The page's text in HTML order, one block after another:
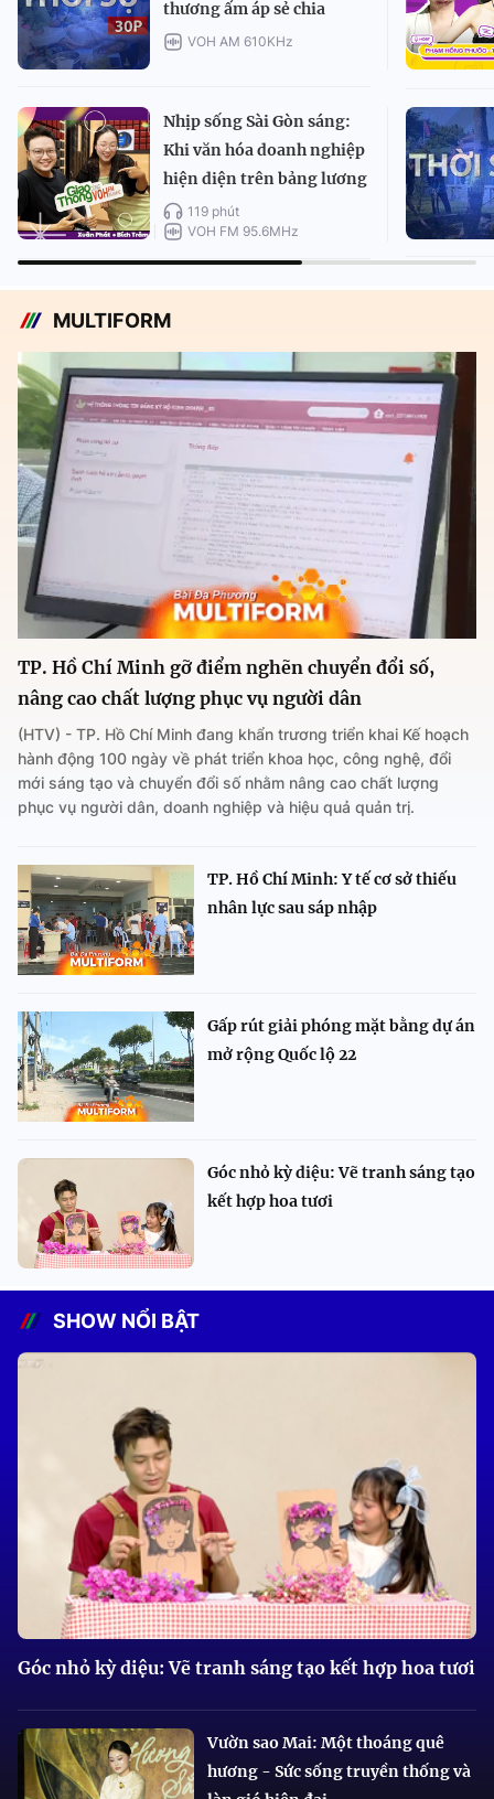
thương ấm áp sẻ chia
VOH AM 610KHz
Nhịp sống Sài Gòn sáng:
Khi văn hóa doanh nghiệp
hiện diện trên bảng lương
119 phút
VOH FM 95.6MHz
MULTIFORM
TP. Hồ Chí Minh gỡ điểm nghẽn chuyển đổi số,
nâng cao chất lượng phục vụ người dân
(HTV) - TP. Hồ Chí Minh đang khẩn trương triển khai Kế hoạch
hành động 100 ngày về phát triển khoa học, công nghệ, đổi
mới sáng tạo và chuyển đổi số nhằm nâng cao chất lượng
phục vụ người dân, doanh nghiệp và hiệu quả quản trị.
TP. Hồ Chí Minh: Y tế cơ sở thiếu
nhân lực sau sáp nhập
Gấp rút giải phóng mặt bằng dự án
mở rộng Quốc lộ 22
Góc nhỏ kỳ diệu: Vẽ tranh sáng tạo
kết hợp hoa tươi
SHOW NỔI BẬT
Góc nhỏ kỳ diệu: Vẽ tranh sáng tạo kết hợp hoa tươi
Vườn sao Mai: Một thoáng quê
hương - Sức sống truyền thống và